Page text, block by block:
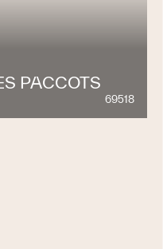
PACCOTS
69518